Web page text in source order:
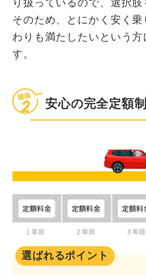
り扱っているので、選択肢
そのため、とにかく安く
わりも満たしたいという方
す。
安心の完全定額制
選ばれるポイント